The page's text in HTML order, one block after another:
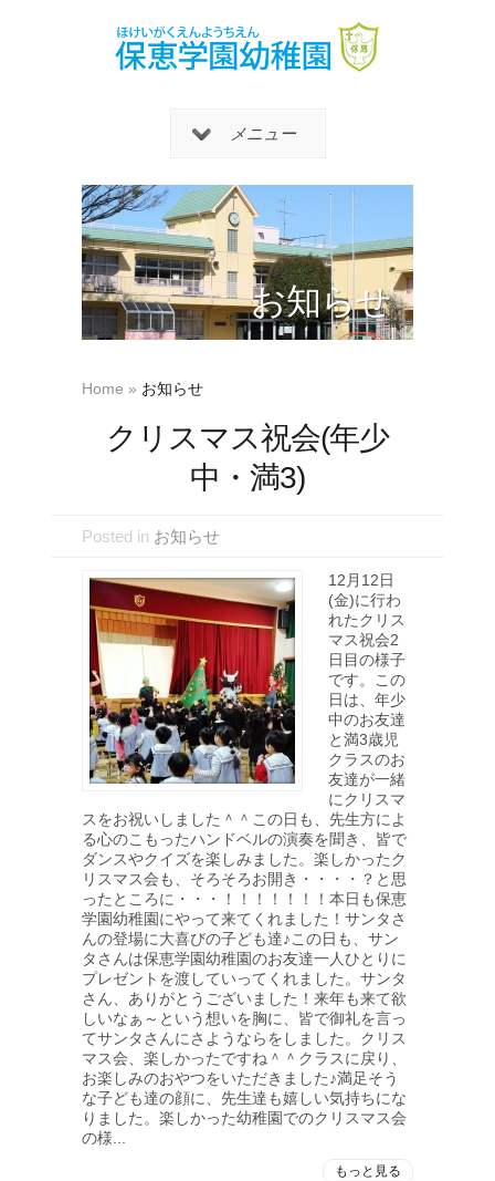
メニュー
お知らせ
Home » お知らせ
クリスマス祝会(年少
中・満3)
Posted in お知らせ
12月12日
(金)に行わ
れたクリス
マス祝会2
日目の様子
です。この
日は、年少
中のお友達
と満3歳児
クラスのお
友達が一緒
にクリスマ
スをお祝いしました＾＾この日も、先生方によ
る心のこもったハンドベルの演奏を聞き、皆で
ダンスやクイズを楽しみました。楽しかったク
リスマス会も、そろそろお開き・・・・？と思
ったところに・・・！！！！！！！本日も保恵
学園幼稚園にやって来てくれました！サンタさ
んの登場に大喜びの子ども達♪この日も、サン
タさんは保恵学園幼稚園のお友達一人ひとりに
プレゼントを渡していってくれました。サンタ
さん、ありがとうございました！来年も来て欲
しいなぁ～という想いを胸に、皆で御礼を言っ
てサンタさんにさようならをしました。クリス
マス会、楽しかったですね＾＾クラスに戻り、
お楽しみのおやつをいただきました♪満足そう
な子ども達の顔に、先生達も嬉しい気持ちにな
りました。楽しかった幼稚園でのクリスマス会
の様...
もっと見る